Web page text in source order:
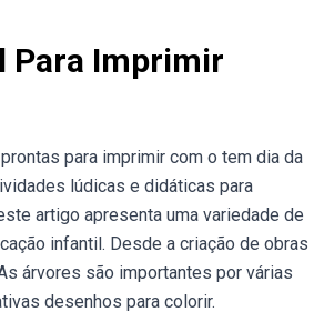
Para Imprimir
para imprimir com o tem dia da
lúdicas e didáticas para
artigo apresenta uma variedade de
infantil. Desde a criação de obras
árvores são importantes por várias
desenhos para colorir.